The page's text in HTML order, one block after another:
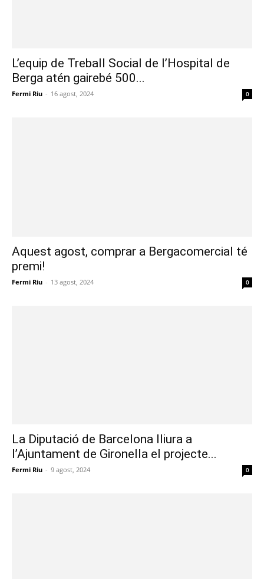
L’equip de Treball Social de l’Hospital de
Berga atén gairebé 500...
Fermi Riu - 16 agost, 2024 0
Aquest agost, comprar a Bergacomercial té
premi!
Fermi Riu - 13 agost, 2024 0
La Diputació de Barcelona lliura a
l’Ajuntament de Gironella el projecte...
Fermi Riu - 9 agost, 2024 0